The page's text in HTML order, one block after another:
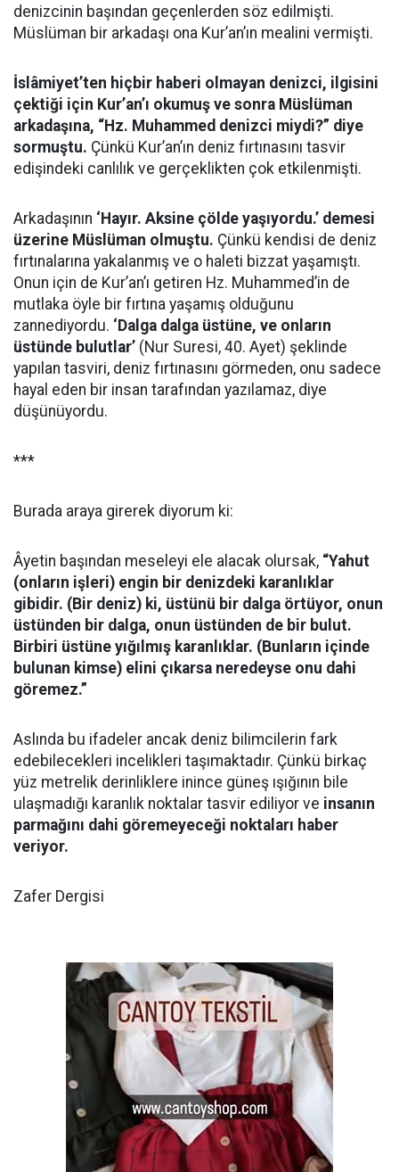
denizcinin başından geçenlerden söz edilmişti.
Müslüman bir arkadaşı ona Kur’an’ın mealini vermişti.
İslâmiyet’ten hiçbir haberi olmayan denizci, ilgisini
çektiği için Kur’an’ı okumuş ve sonra Müslüman
arkadaşına, “Hz. Muhammed denizci miydi?” diye
sormuştu. Çünkü Kur’an’ın deniz fırtınasını tasvir
edişindeki canlılık ve gerçeklikten çok etkilenmişti.
Arkadaşının ‘Hayır. Aksine çölde yaşıyordu.’ demesi
üzerine Müslüman olmuştu. Çünkü kendisi de deniz
fırtınalarına yakalanmış ve o haleti bizzat yaşamıştı.
Onun için de Kur’an’ı getiren Hz. Muhammed’in de
mutlaka öyle bir fırtına yaşamış olduğunu
zannediyordu. ‘Dalga dalga üstüne, ve onların
üstünde bulutlar’ (Nur Suresi, 40. Ayet) şeklinde
yapılan tasviri, deniz fırtınasını görmeden, onu sadece
hayal eden bir insan tarafından yazılamaz, diye
düşünüyordu.
***
Burada araya girerek diyorum ki:
Âyetin başından meseleyi ele alacak olursak, “Yahut
(onların işleri) engin bir denizdeki karanlıklar
gibidir. (Bir deniz) ki, üstünü bir dalga örtüyor, onun
üstünden bir dalga, onun üstünden de bir bulut.
Birbiri üstüne yığılmış karanlıklar. (Bunların içinde
bulunan kimse) elini çıkarsa neredeyse onu dahi
göremez.”
Aslında bu ifadeler ancak deniz bilimcilerin fark
edebilecekleri incelikleri taşımaktadır. Çünkü birkaç
yüz metrelik derinliklere inince güneş ışığının bile
ulaşmadığı karanlık noktalar tasvir ediliyor ve insanın
parmağını dahi göremeyeceği noktaları haber
veriyor.
Zafer Dergisi